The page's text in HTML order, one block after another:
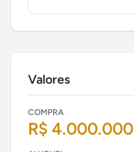
Valores
COMPRA
R$ 4.000.000